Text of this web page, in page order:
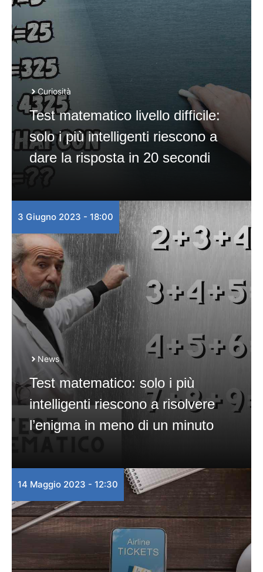
Curiosità
Test matematico livello difficile:
solo i più intelligenti riescono a
dare la risposta in 20 secondi
3 Giugno 2023 - 18:00
News
Test matematico: solo i più
intelligenti riescono a risolvere
l’enigma in meno di un minuto
14 Maggio 2023 - 12:30